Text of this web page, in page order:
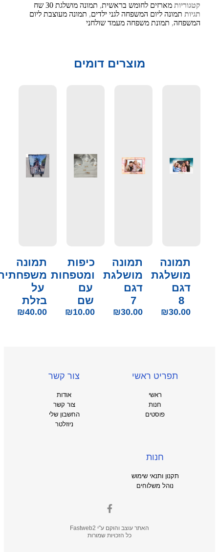
קטגוריות מארזים לחומש בראשית,תמונה מושלגת 30 שח
תגיות תמונה ליום המשפחה לגני ילדים,תמונה מעוצבת ליום
המשפחה,תמונת משפחה מעמד שולחני
מוצרים דומים
תמונה
מושלגת
דגם
8
₪30.00
תמונה
מושלגת
דגם
7
₪30.00
כיפות
ומטפחות
עם
שם
₪10.00
תמונה
משפחתית
על
בזלת
₪40.00
תפריט ראשי
ראשי
חנות
פוסטים
צור קשר
אודות
צור קשר
החשבון שלי
ניוזלטר
חנות
תקנון ותנאי שימוש
נוהל משלוחים
האתר עוצב והוקם ע"יFastweb2
כל הזכויות שמורות